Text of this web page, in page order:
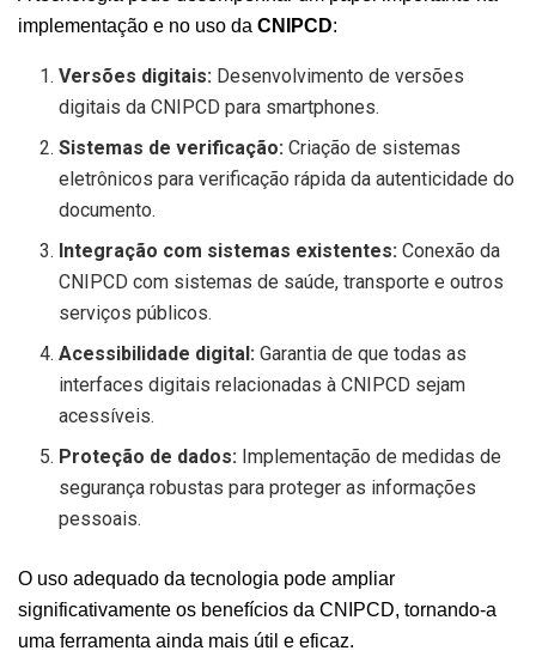
implementação e no uso da CNIPCD:
Versões digitais: Desenvolvimento de versões
digitais da CNIPCD para smartphones.
Sistemas de verificação: Criação de sistemas
eletrônicos para verificação rápida da autenticidade do
documento.
Integração com sistemas existentes: Conexão da
CNIPCD com sistemas de saúde, transporte e outros
serviços públicos.
Acessibilidade digital: Garantia de que todas as
interfaces digitais relacionadas à CNIPCD sejam
acessíveis.
Proteção de dados: Implementação de medidas de
segurança robustas para proteger as informações
pessoais.
O uso adequado da tecnologia pode ampliar
significativamente os benefícios da CNIPCD, tornando-a
uma ferramenta ainda mais útil e eficaz.